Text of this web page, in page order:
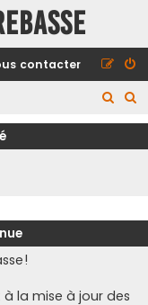
contacter
e
e
la mise à jour des